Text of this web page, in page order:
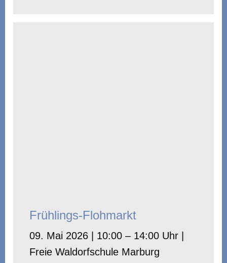
Frühlings-Flohmarkt
09. Mai 2026 | 10:00 – 14:00 Uhr |
Freie Waldorfschule Marburg